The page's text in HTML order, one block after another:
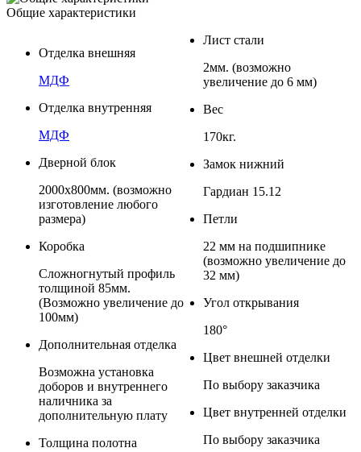
Общие характеристики
Отделка внешняя
МДФ
Отделка внутренняя
МДФ
Дверной блок
2000х800мм. (возможно
изготовление любого
размера)
Коробка
Сложногнутый профиль
толщиной 85мм.
(Возможно увеличение до
100мм)
Дополнительная отделка
Возможна установка
доборов и внутреннего
наличника за
дополнительную плату
Толщина полотна
Лист стали
2мм. (возможно
увеличение до 6 мм)
Вес
170кг.
Замок нижний
Гардиан 15.12
Петли
22 мм на подшипнике
(возможно увеличение до
32 мм)
Угол открывания
180°
Цвет внешней отделки
По выбору заказчика
Цвет внутренней отделки
По выбору заказчика